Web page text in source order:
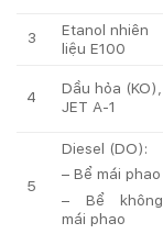
3
Etanol nhiên
liệu E100
4
Dầu hỏa (KO),
JET A-1
5
Diesel (DO):
– Bể mái phao
– Bể không
mái phao